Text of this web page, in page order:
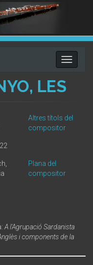
Toggle
LES
Altres títols del
compositor
Plana del
compositor
A l'Agrupació Sardanista
i components de la